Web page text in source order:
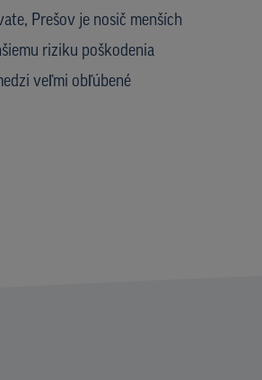
Prešov je nosič menších
riziku poškodenia
veľmi obľúbené